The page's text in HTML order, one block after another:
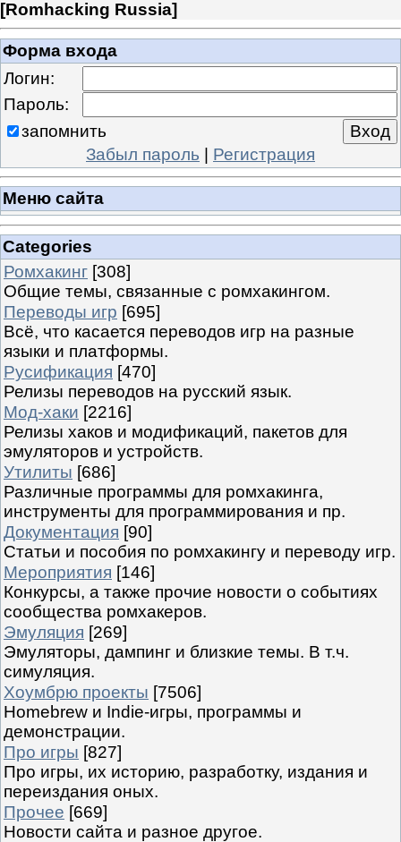
[Romhacking Russia]
Форма входа
Логин:
Пароль:
запомнить
Забыл пароль | Регистрация
Меню сайта
Categories
Ромхакинг [308]
Общие темы, связанные с ромхакингом.
Переводы игр [695]
Всё, что касается переводов игр на разные
языки и платформы.
Русификация [470]
Релизы переводов на русский язык.
Мод-хаки [2216]
Релизы хаков и модификаций, пакетов для
эмуляторов и устройств.
Утилиты [686]
Различные программы для ромхакинга,
инструменты для программирования и пр.
Документация [90]
Статьи и пособия по ромхакингу и переводу игр.
Мероприятия [146]
Конкурсы, а также прочие новости о событиях
сообщества ромхакеров.
Эмуляция [269]
Эмуляторы, дампинг и близкие темы. В т.ч.
симуляция.
Хоумбрю проекты [7506]
Homebrew и Indie-игры, программы и
демонстрации.
Про игры [827]
Про игры, их историю, разработку, издания и
переиздания оных.
Прочее [669]
Новости сайта и разное другое.